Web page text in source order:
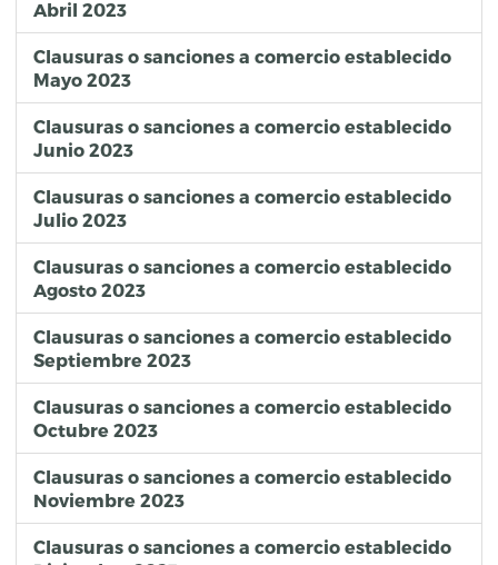
Abril 2023
Clausuras o sanciones a comercio establecido
Mayo 2023
Clausuras o sanciones a comercio establecido
Junio 2023
Clausuras o sanciones a comercio establecido
Julio 2023
Clausuras o sanciones a comercio establecido
Agosto 2023
Clausuras o sanciones a comercio establecido
Septiembre 2023
Clausuras o sanciones a comercio establecido
Octubre 2023
Clausuras o sanciones a comercio establecido
Noviembre 2023
Clausuras o sanciones a comercio establecido